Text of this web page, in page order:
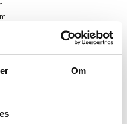
Om